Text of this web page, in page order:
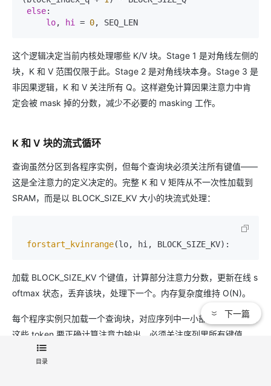
else:
lo, hi = 0
这个逻辑决定当前内核处理哪些 K/V 块。Stage 1 是对角线左侧的
块，K 和 V 范围仅限于此。Stage 2 是对角线块本身。Stage 3 是
非因果逻辑，K 和 V 关注所有 Q。这样避免计算因果注意力中肯
定会被 mask 掉的分数，减少不必要的 masking 工作。
K 和 V 块的流式循环
查询虽然分区到各程序实例，但每个查询块必须关注所有键值——
这是全注意力的定义决定的。完整 K 和 V 矩阵从不一次性加载到
SRAM，而是以 BLOCK_SIZE_KV 大小的块流式处理：
forstart_kvinrange
加载 BLOCK_SIZE_KV 个键值，计算部分注意力分数，更新在线 s
oftmax 状态，丢弃该块，处理下一个。内存复杂度维持 O(N)。
每个程序实例只加载一个查询块，对应序列中一小部分 token。但
这些 token 要正确计算注意力输出，必须关注序列里所有键值。
这是自注意力定义决定的：每个查询都要和每个键比较。FlashAtt
ention 没改这个算法要求，只改计算调度方式。键值逐块流式进
目录
下一篇